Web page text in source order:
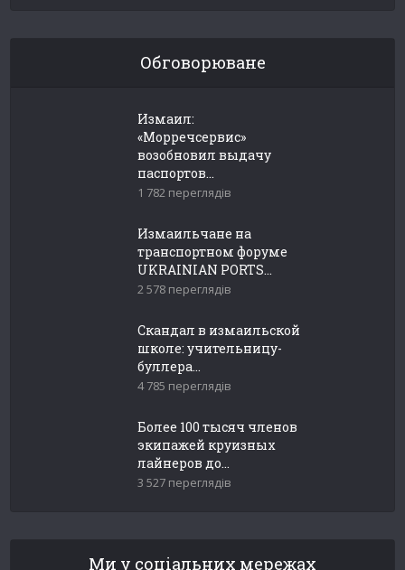
Обговорюване
Измаил:
«Морречсервис»
возобновил выдачу
паспортов...
1 782 переглядів
Измаильчане на
транспортном форуме
UKRAINIAN PORTS...
2 578 переглядів
Скандал в измаильской
школе: учительницу-
буллера...
4 785 переглядів
Более 100 тысяч членов
экипажей круизных
лайнеров до...
3 527 переглядів
Ми у соціальних мережах